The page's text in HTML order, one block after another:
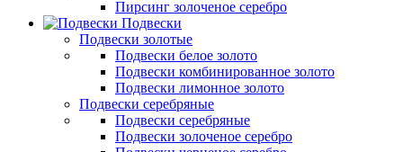
Пирсинг золоченое серебро
Подвески
Подвески золотые
Подвески белое золото
Подвески комбинированное золото
Подвески лимонное золото
Подвески серебряные
Подвески серебряные
Подвески золоченое серебро